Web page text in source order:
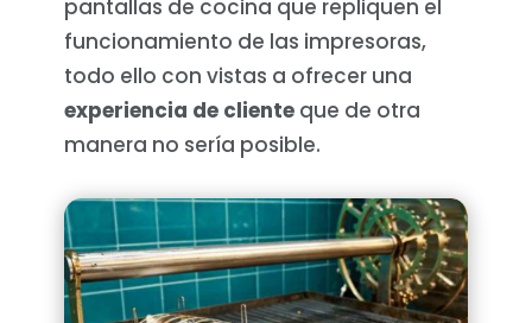
pantallas de cocina que repliquen el
funcionamiento de las impresoras,
todo ello con vistas a ofrecer una
experiencia de clienteque de otra
manera no sería posible.